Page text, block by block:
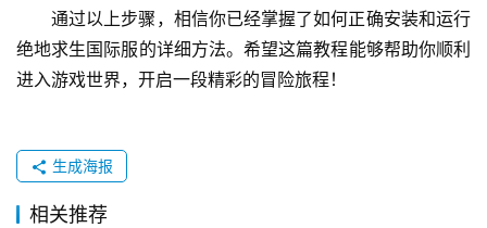
通过以上步骤，相信你已经掌握了如何正确安装和运行
绝地求生国际服的详细方法。希望这篇教程能够帮助你顺利
进入游戏世界，开启一段精彩的冒险旅程！
生成海报
相关推荐